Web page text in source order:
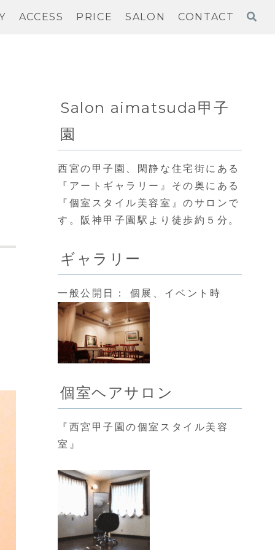
ACCESS PRICE SALON CONTACT
Salon aimatsuda甲子
園
西宮の甲子園、閑静な住宅街にある
『アートギャラリー』その奥にある
『個室スタイル美容室』のサロンで
す。阪神甲子園駅より徒歩約５分。
ギャラリー
一般公開日： 個展、イベント時
個室ヘアサロン
『西宮甲子園の個室スタイル美容
室』